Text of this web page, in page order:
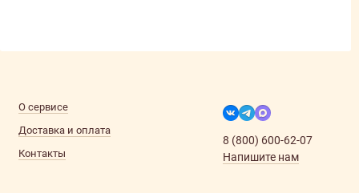
О сервисе
Доставка и оплата
Контакты
8 (800) 600-62-07
Напишите нам